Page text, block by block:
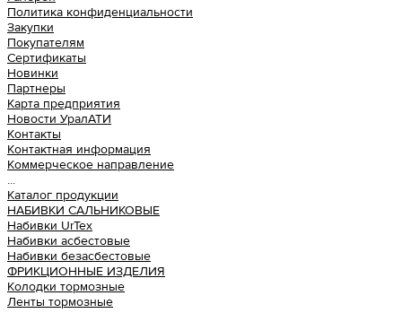
Политика конфиденциальности
Закупки
Покупателям
Сертификаты
Новинки
Партнеры
Карта предприятия
Новости УралАТИ
Контакты
Контактная информация
Коммерческое направление
...
Каталог продукции
НАБИВКИ САЛЬНИКОВЫЕ
Набивки UrTex
Набивки асбестовые
Набивки безасбестовые
ФРИКЦИОННЫЕ ИЗДЕЛИЯ
Колодки тормозные
Ленты тормозные